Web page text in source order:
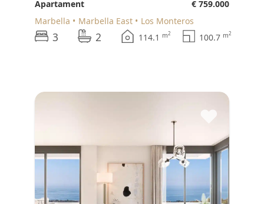
Apartament
€ 759.000
Marbella
Marbella East Los Monteros
3 2 114.1 m2 100.7 m2
♥